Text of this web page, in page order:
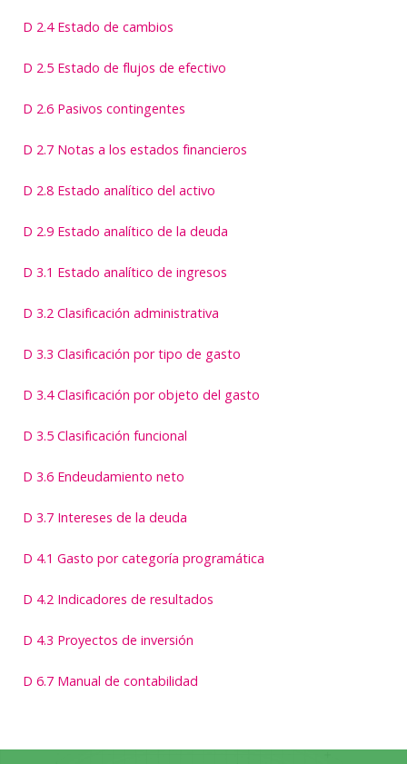
D 2.4 Estado de cambios
D 2.5 Estado de flujos de efectivo
D 2.6 Pasivos contingentes
D 2.7 Notas a los estados financieros
D 2.8 Estado analítico del activo
D 2.9 Estado analítico de la deuda
D 3.1 Estado analítico de ingresos
D 3.2 Clasificación administrativa
D 3.3 Clasificación por tipo de gasto
D 3.4 Clasificación por objeto del gasto
D 3.5 Clasificación funcional
D 3.6 Endeudamiento neto
D 3.7 Intereses de la deuda
D 4.1 Gasto por categoría programática
D 4.2 Indicadores de resultados
D 4.3 Proyectos de inversión
D 6.7 Manual de contabilidad